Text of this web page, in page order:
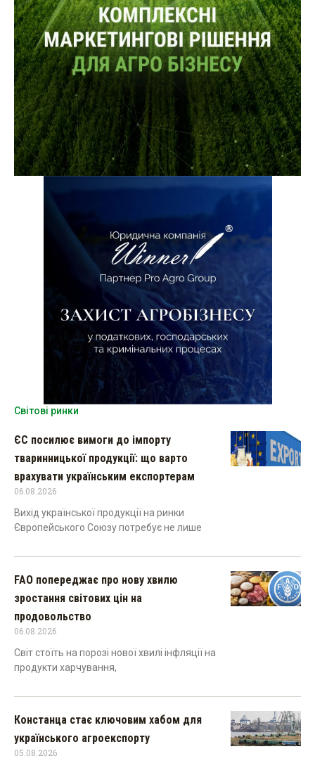
Світові ринки
ЄС посилює вимоги до імпорту
тваринницької продукції: що варто
врахувати українським експортерам
06.08.2026
Вихід української продукції на ринки
Європейського Союзу потребує не лише
FAO попереджає про нову хвилю
зростання світових цін на
продовольство
06.08.2026
Світ стоїть на порозі нової хвилі інфляції на
продукти харчування,
Констанца стає ключовим хабом для
українського агроекспорту
05.08.2026